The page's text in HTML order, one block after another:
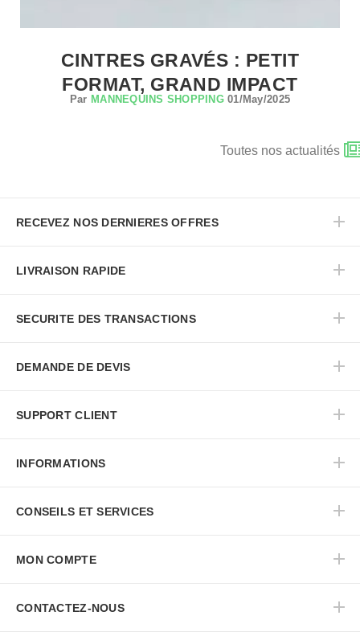
CINTRES GRAVÉS : PETIT
FORMAT, GRAND IMPACT
Par MANNEQUINS SHOPPING01/May/2025
Toutes nos actualités
RECEVEZ NOS DERNIERES OFFRES
LIVRAISON RAPIDE
SECURITE DES TRANSACTIONS
DEMANDE DE DEVIS
SUPPORT CLIENT
INFORMATIONS
CONSEILS ET SERVICES
MON COMPTE
CONTACTEZ-NOUS